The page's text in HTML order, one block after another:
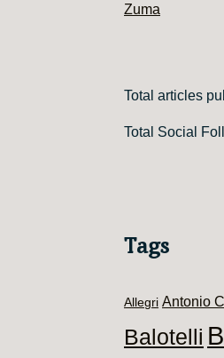
Zuma
Total articles
Total Social
Tags
Allegri Antonio
Balotelli